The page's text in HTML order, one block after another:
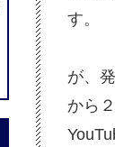
す。
が、
から